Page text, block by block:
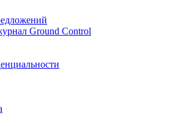
Ground Control